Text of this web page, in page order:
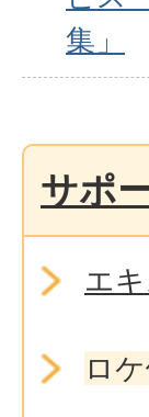
集」
サポ
エ
ロ